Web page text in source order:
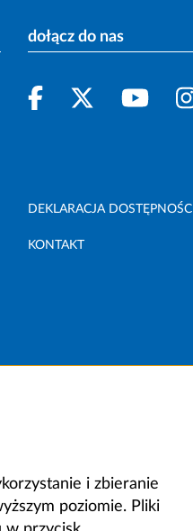
dołącz do nas
DEKLARACJA DOSTĘPNOŚCI
KONTAKT
i zbieranie
poziomie. Pliki